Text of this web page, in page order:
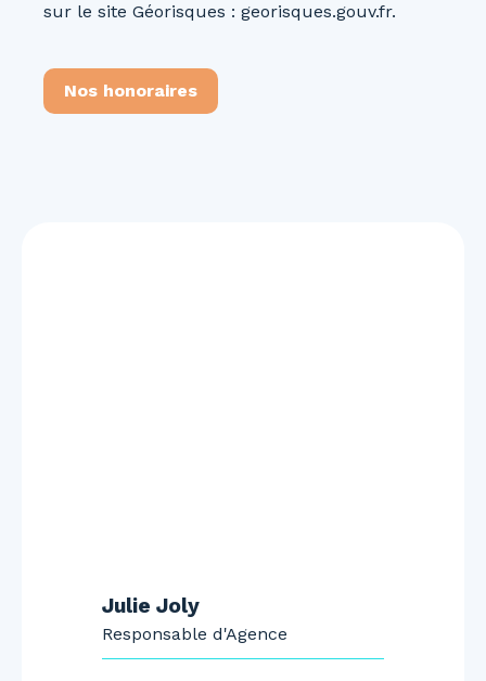
sur le site Géorisques : georisques.gouv.fr.
Nos honoraires
Julie Joly
Responsable d'Agence